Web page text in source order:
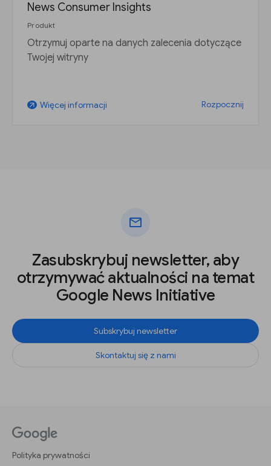
News Consumer Insights
Produkt
Otrzymuj oparte na danych zalecenia dotyczące
Twojej witryny
arrow_outward Więcej informacji Rozpocznij
mail
Zasubskrybuj newsletter, aby
otrzymywać aktualności na temat
Google News Initiative
Subskrybuj newsletter
Skontaktuj się z nami
Polityka prywatności